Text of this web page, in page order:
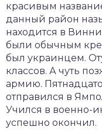
красивым
данный район
находится в
были обычным
был украинцем.
классов. А чуть
армию.
отправился в
Учился в военно-
успешно окончил.